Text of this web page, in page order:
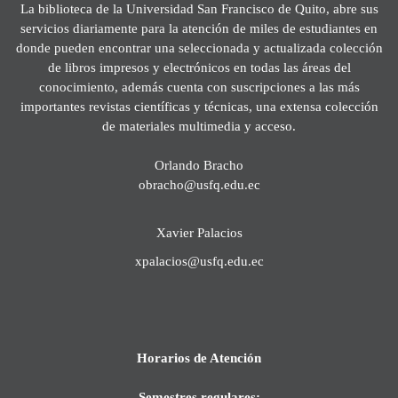
La biblioteca de la Universidad San Francisco de Quito, abre sus
servicios diariamente para la atención de miles de estudiantes en
donde pueden encontrar una seleccionada y actualizada colección
de libros impresos y electrónicos en todas las áreas del
conocimiento, además cuenta con suscripciones a las más
importantes revistas científicas y técnicas, una extensa colección
de materiales multimedia y acceso.
Orlando Bracho
obracho@usfq.edu.ec
Xavier Palacios
xpalacios@usfq.edu.ec
Horarios de Atención